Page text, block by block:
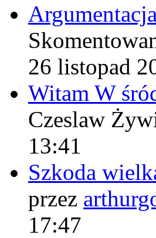
26 listopad
Witam W
Czeslaw
13:41
Szkoda
przez
17:47